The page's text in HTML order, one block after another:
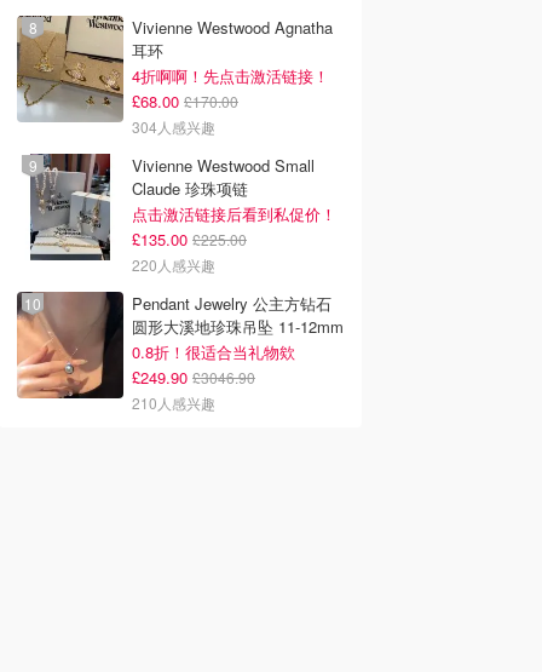
Vivienne Westwood Agnatha
耳环
4折啊啊！先点击激活链接！
£68.00 £170.00
304人感兴趣
Vivienne Westwood Small
Claude 珍珠项链
点击激活链接后看到私促价！
£135.00 £225.00
220人感兴趣
Pendant Jewelry 公主方钻石
圆形大溪地珍珠吊坠 11-12mm
0.8折！很适合当礼物欸
£249.90 £3046.90
210人感兴趣